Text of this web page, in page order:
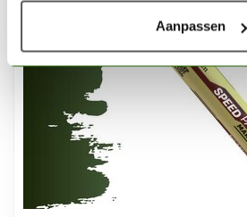
Aanpassen